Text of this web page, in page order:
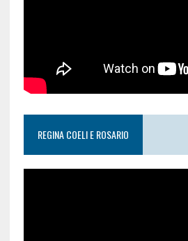
REGINA COELI E ROSARIO